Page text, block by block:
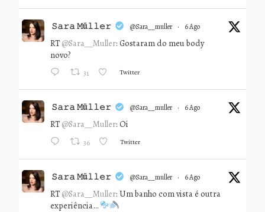
𝚂𝚊𝚛𝚊 𝙼ü𝚕𝚕𝚎𝚛 @sara__muller · 6 Ago
RT @Sara__Muller: Gostaram do meu body
novo?
31 Twitter
𝚂𝚊𝚛𝚊 𝙼ü𝚕𝚕𝚎𝚛 @sara__muller · 6 Ago
RT @Sara__Muller: Oi
36 Twitter
𝚂𝚊𝚛𝚊 𝙼ü𝚕𝚕𝚎𝚛 @sara__muller · 6 Ago
RT @Sara__Muller: Um banho com vista é outra
experiência…